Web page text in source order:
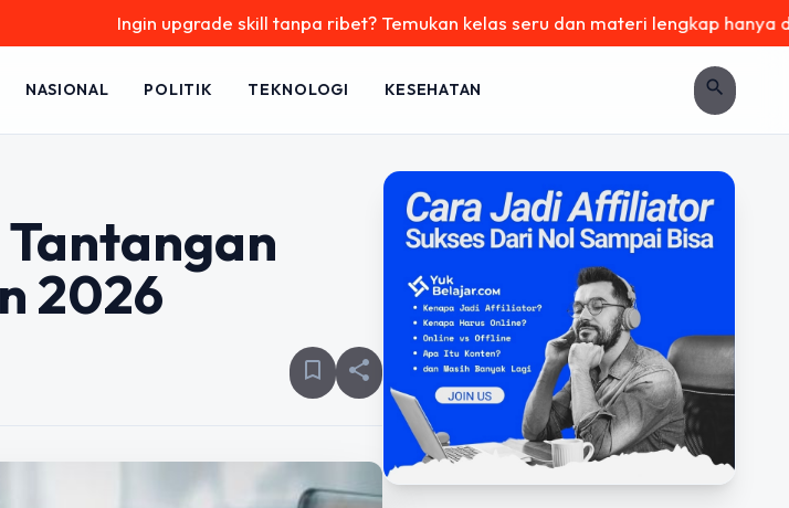
Ingin upgrade skill tanpa ribet? Temukan kelas seru dan materi lengkap hanya di
NASIONAL POLITIK TEKNOLOGI KESEHATAN search
2026
bookmark_border share